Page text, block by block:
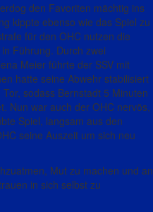
den Favoriten mächtig ins
kippte ebenso wie das Spiel zu
für den OHC nutzen die
Führung. Durch zwei
Meier führte der SSV mit
hatte seine Abwehr stabilisiert
sodass Bernstadt 5 Minuten
Nun war auch der OHC nervös,
Spiel, langsam aus den
seine Auszeit um sich neu
Mut zu machen und an
in sich selbst zu